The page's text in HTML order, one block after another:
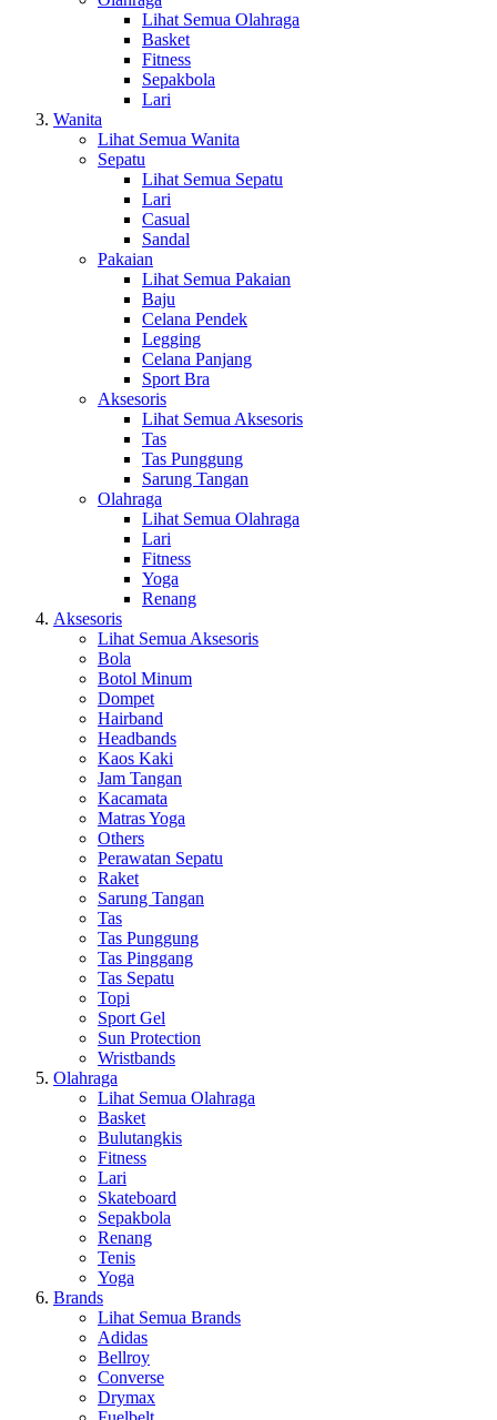
Lihat Semua Olahraga
Basket
Fitness
Sepakbola
Lari
Wanita
Lihat Semua Wanita
Sepatu
Lihat Semua Sepatu
Lari
Casual
Sandal
Pakaian
Lihat Semua Pakaian
Baju
Celana Pendek
Legging
Celana Panjang
Sport Bra
Aksesoris
Lihat Semua Aksesoris
Tas
Tas Punggung
Sarung Tangan
Olahraga
Lihat Semua Olahraga
Lari
Fitness
Yoga
Renang
Aksesoris
Lihat Semua Aksesoris
Bola
Botol Minum
Dompet
Hairband
Headbands
Kaos Kaki
Jam Tangan
Kacamata
Matras Yoga
Others
Perawatan Sepatu
Raket
Sarung Tangan
Tas
Tas Punggung
Tas Pinggang
Tas Sepatu
Topi
Sport Gel
Sun Protection
Wristbands
Olahraga
Lihat Semua Olahraga
Basket
Bulutangkis
Fitness
Lari
Skateboard
Sepakbola
Renang
Tenis
Yoga
Brands
Lihat Semua Brands
Adidas
Bellroy
Converse
Drymax